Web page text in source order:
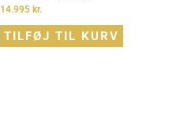
14.995 kr.
TILFØJ TIL KURV